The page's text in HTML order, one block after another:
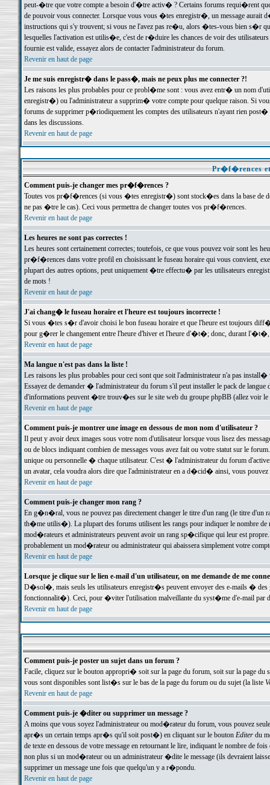
peut-�tre que votre compte a besoin d'�tre activ� ? Certains forums requi�rent
de pouvoir vous connecter. Lorsque vous vous �tes enregistr�, un message aurait
instructions qui s'y trouvent; si vous ne l'avez pas re�u, alors �tes-vous bien s�r
lesquelles l'activation est utilis�e, c'est de r�duire les chances de voir des
fournie est valide, essayez alors de contacter l'administrateur du forum.
Revenir en haut de page
Je me suis enregistr� dans le pass�, mais ne peux plus me connecter ?!
Les raisons les plus probables pour ce probl�me sont : vous avez entr� un nom
enregistr�) ou l'administrateur a supprim� votre compte pour quelque raison. Si
forums de supprimer p�riodiquement les comptes des utilisateurs n'ayant rien
dans les discussions.
Revenir en haut de page
Pr�f�rences
Comment puis-je changer mes pr�f�rences ?
Toutes vos pr�f�rences (si vous �tes enregistr�) sont stock�es dans la base de
ne pas �tre le cas). Ceci vous permettra de changer toutes vos pr�f�rences.
Revenir en haut de page
Les heures ne sont pas correctes !
Les heures sont certainement correctes; toutefois, ce que vous pouvez voir sont
pr�f�rences dans votre profil en choisissant le fuseau horaire qui vous convient,
plupart des autres options, peut uniquement �tre effectu� par les utilisateurs
de mots !
Revenir en haut de page
J'ai chang� le fuseau horaire et l'heure est toujours incorrecte !
Si vous �tes s�r d'avoir choisi le bon fuseau horaire et que l'heure est toujours
pour g�rer le changement entre l'heure d'hiver et l'heure d'�t�; donc, durant
Revenir en haut de page
Ma langue n'est pas dans la liste !
Les raisons les plus probables pour ceci sont que soit l'administrateur n'a pas
Essayez de demander � l'administrateur du forum s'il peut installer le pack de
d'informations peuvent �tre trouv�es sur le site web du groupe phpBB (allez voir le
Revenir en haut de page
Comment puis-je montrer une image en dessous de mon nom d'utilisateur ?
Il peut y avoir deux images sous votre nom d'utilisateur lorsque vous lisez des
ou de blocs indiquant combien de messages vous avez fait ou votre statut sur le
unique ou personnelle � chaque utilisateur. C'est � l'administrateur du forum
un avatar, cela voudra alors dire que l'administrateur en a d�cid� ainsi, vous
Revenir en haut de page
Comment puis-je changer mon rang ?
En g�n�ral, vous ne pouvez pas directement changer le titre d'un rang (le titre d'un
th�me utilis�). La plupart des forums utilisent les rangs pour indiquer le nombre de
mod�rateurs et administrateurs peuvent avoir un rang sp�cifique qui leur est
probablement un mod�rateur ou administrateur qui abaissera simplement votre
Revenir en haut de page
Lorsque je clique sur le lien e-mail d'un utilisateur, on me demande de me
D�sol�, mais seuls les utilisateurs enregistr�s peuvent envoyer des e-mails �
fonctionnalit�). Ceci, pour �viter l'utilisation malveillante du syst�me d'e-mail par
Revenir en haut de page
Comment puis-je poster un sujet dans un forum ?
Facile, cliquez sur le bouton appropri� soit sur la page du forum, soit sur la page du
vous sont disponibles sont list�s sur le bas de la page du forum ou du sujet (la liste
Revenir en haut de page
Comment puis-je �diter ou supprimer un message ?
A moins que vous soyez l'administrateur ou mod�rateur du forum, vous pouvez
apr�s un certain temps apr�s qu'il soit post�) en cliquant sur le bouton Editerdu
de texte en dessous de votre message en retournant le lire, indiquant le nombre
non plus si un mod�rateur ou un administrateur �dite le message (ils devraient
supprimer un message une fois que quelqu'un y a r�pondu.
Revenir en haut de page